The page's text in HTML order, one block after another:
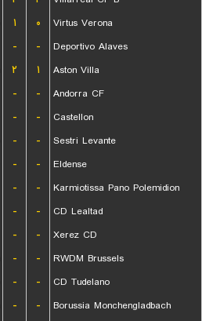
۱ ۰
Virtus Verona
- -
Deportivo Alaves
۲ ۱
Aston Villa
- -
Andorra CF
- -
Castellon
- -
Sestri Levante
- -
Eldense
- -
Karmiotissa Pano Polemidion
- -
CD Lealtad
- -
Xerez CD
- -
RWDM Brussels
- -
CD Tudelano
- -
Borussia Monchengladbach